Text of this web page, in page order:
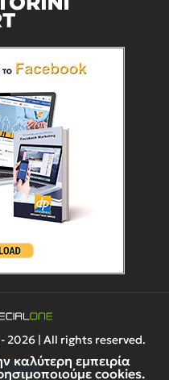
καλύτερη εμπειρία
cookies.
2026 | All rights reserved.